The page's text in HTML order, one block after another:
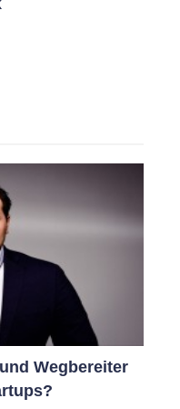
Wegbereiter